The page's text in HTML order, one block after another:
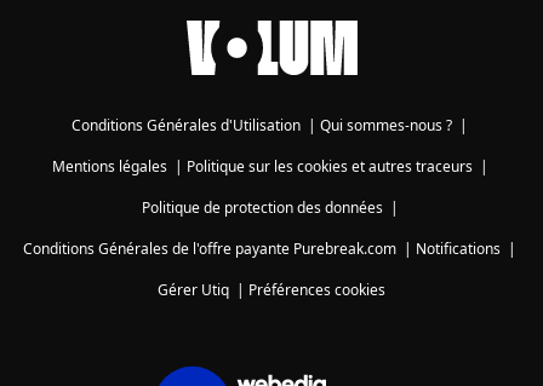
Conditions Générales d'Utilisation | Qui sommes-nous ? |
Mentions légales| Politique sur les cookies et autres traceurs|
Politique de protection des données|
Conditions Générales de l'offre payante Purebreak.com | Notifications |
Gérer Utiq | Préférences cookies